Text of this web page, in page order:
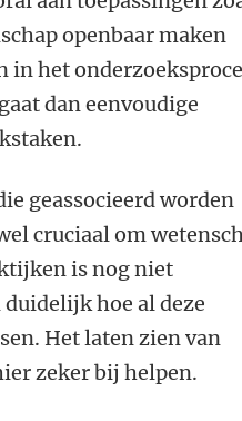
openbaar maken
in het
dan eenvoudige
geassocieerd worden
cruciaal om
is nog niet
hoe al deze
Het laten zien van
zeker bij helpen.